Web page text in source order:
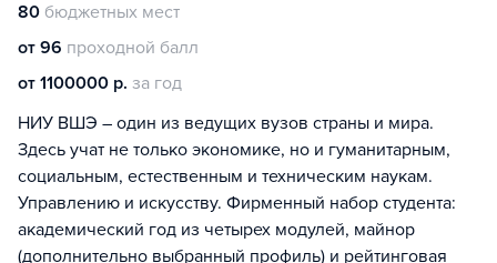
80 бюджетных мест
от 96 проходной балл
от 1100000 р. за год
НИУ ВШЭ – один из ведущих вузов страны и мира.
Здесь учат не только экономике, но и гуманитарным,
социальным, естественным и техническим наукам.
Управлению и искусству. Фирменный набор студента:
академический год из четырех модулей, майнор
(дополнительно выбранный профиль) и рейтинговая